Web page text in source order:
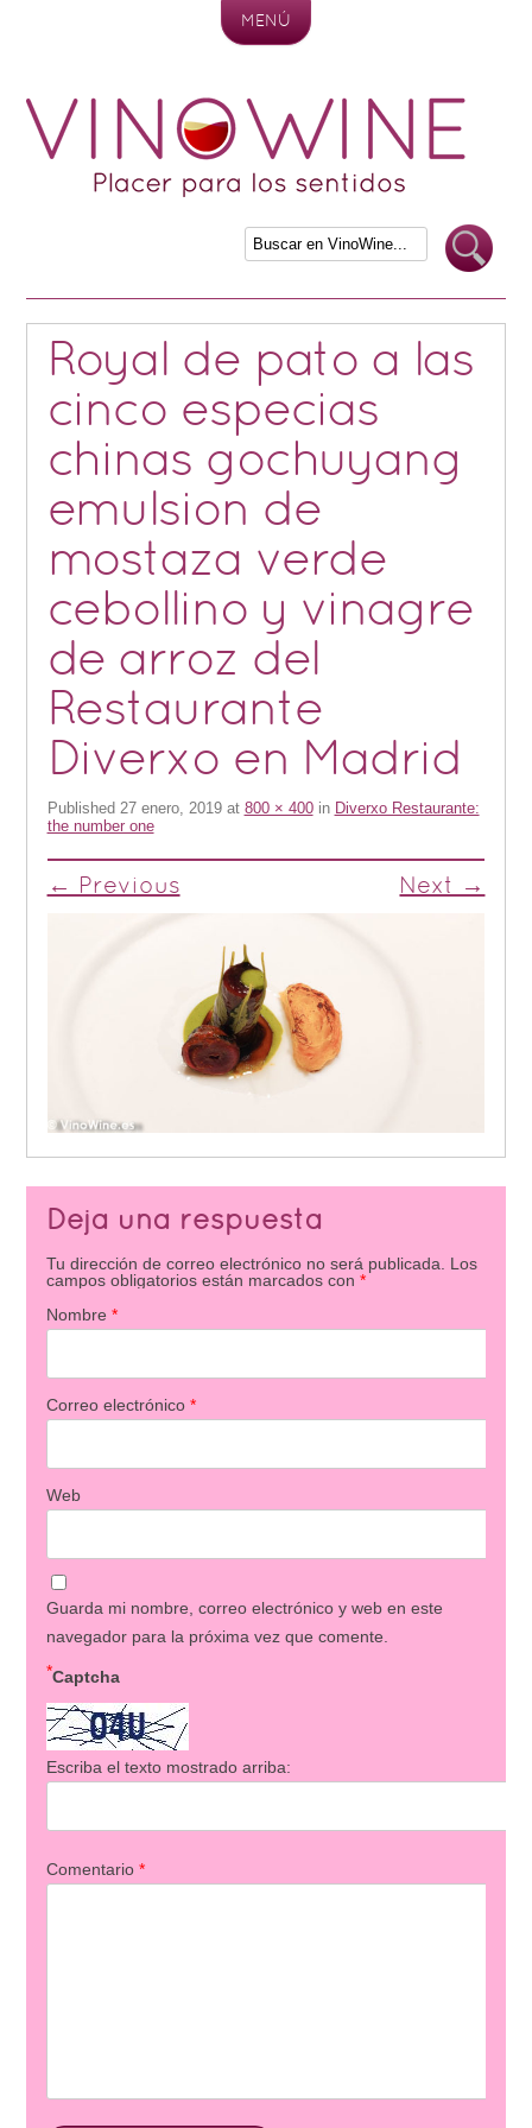
MENÚ
Royal de pato a las
cinco especias
chinas gochuyang
emulsion de
mostaza verde
cebollino y vinagre
de arroz del
Restaurante
Diverxo en Madrid
Published 27 enero, 2019at 800 × 400in Diverxo Restaurante:
the number one
← Previous Next →
Deja una respuesta
Tu dirección de correo electrónico no será publicada.
Los
campos obligatorios están marcados con *
Nombre *
Correo electrónico *
Web
Guarda mi nombre, correo electrónico y web en este
navegador para la próxima vez que comente.
Captcha
*
Escriba el texto mostrado arriba:
Comentario *